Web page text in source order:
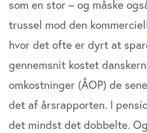
som en stor – og måske
trussel mod den
hvor det ofte er dyrt at
gennemsnit kostet
omkostninger (ÅOP) de
det af årsrapporten. I
det mindst det dobbelte.